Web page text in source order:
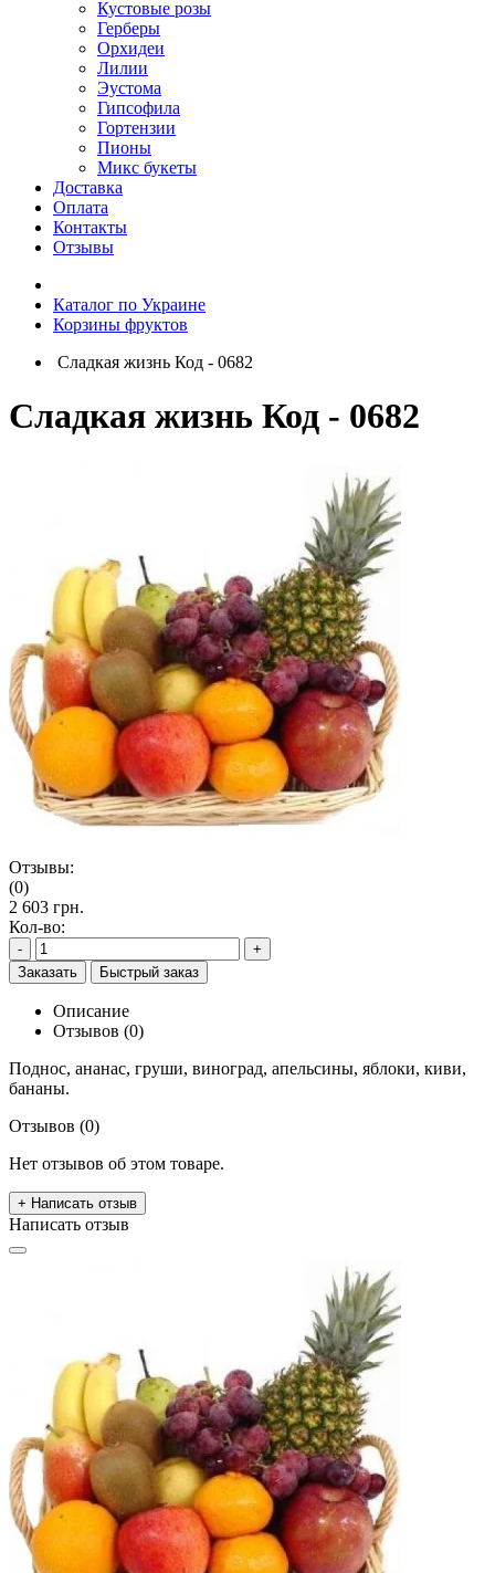
Кустовые розы
Герберы
Орхидеи
Лилии
Эустома
Гипсофила
Гортензии
Пионы
Микс букеты
Доставка
Оплата
Контакты
Отзывы
Каталог по Украине
Корзины фруктов
Сладкая жизнь Код - 0682
Сладкая жизнь Код - 0682
Отзывы:
(0)
2 603 грн.
Кол-во:
-
+
Заказать
Быстрый заказ
Описание
Отзывов (0)
Поднос, ананас, груши, виноград, апельсины, яблоки, киви,
бананы.
Отзывов (0)
Нет отзывов об этом товаре.
+ Написать отзыв
Написать отзыв